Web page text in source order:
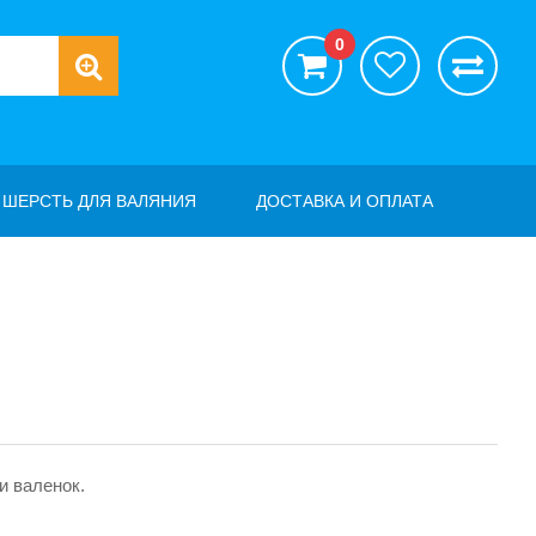
0
ШЕРСТЬ ДЛЯ ВАЛЯНИЯ ДОСТАВКА И ОПЛАТА
валенок.